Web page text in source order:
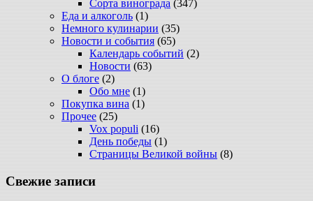
Сорта винограда (347)
Еда и алкоголь (1)
Немного кулинарии (35)
Новости и события (65)
Календарь событий (2)
Новости (63)
О блоге (2)
Обо мне (1)
Покупка вина (1)
Прочее (25)
Vox populi (16)
День победы (1)
Страницы Великой войны (8)
Свежие записи